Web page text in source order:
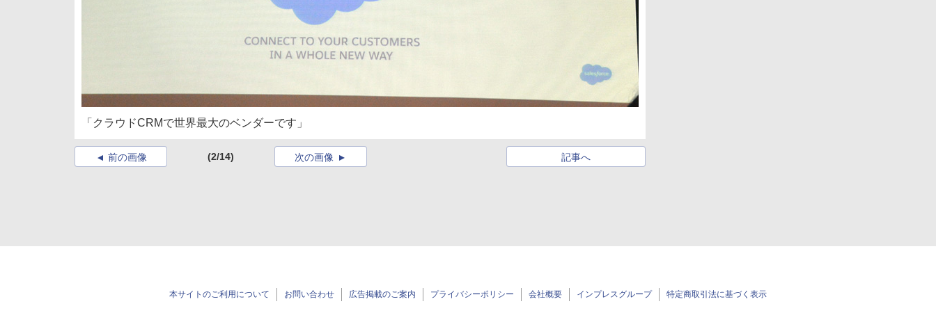
「クラウドCRMで世界最大のベンダーです」
前の画像 (2/14) 記事へ
次の画像
本サイトのご利用について お問い合わせ 広告掲載のご案内 プライバシーポリシー 会社概要 インプレスグループ 特定商取引法に基づく表示